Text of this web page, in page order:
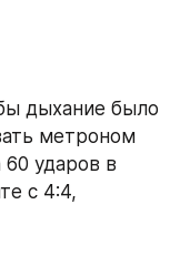
дыхание было
метроном
ударов в
с 4:4,